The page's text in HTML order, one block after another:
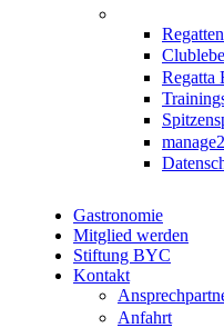
Regatta
Gastronomie
Mitglied werden
Stiftung BYC
Kontakt
Anfahrt